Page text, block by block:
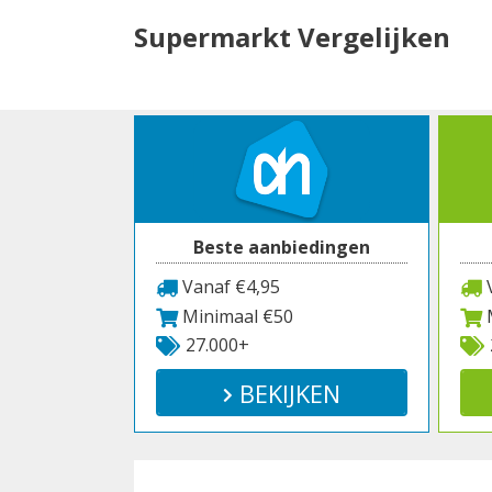
Supermarkt Vergelijken
Beste aanbiedingen
Vanaf €4,95
Minimaal €50
27.000+
BEKIJKEN